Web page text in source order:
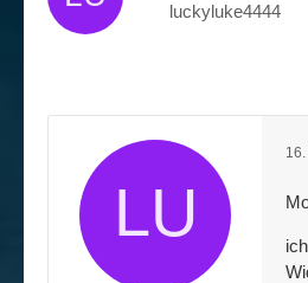
luckyluke4444